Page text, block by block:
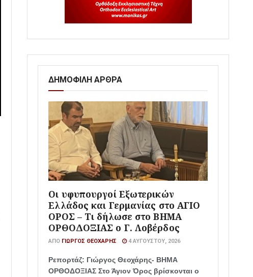
ΔΗΜΟΦΙΛΗ ΑΡΘΡΑ
Οι υφυπουργοί Εξωτερικών
Ελλάδος και Γερμανίας στο ΑΓΙΟ
ΟΡΟΣ – Τι δήλωσε στο ΒΗΜΑ
ΟΡΘΟΔΟΞΙΑΣ ο Γ. Λοβέρδος
ΑΠΌ ΓΙΏΡΓΟΣ ΘΕΟΧΆΡΗΣ 4 ΑΥΓΟΎΣΤΟΥ, 2026
Ρεπορτάζ: Γιώργος Θεοχάρης- ΒΗΜΑ
ΟΡΘΟΔΟΞΙΑΣ Στο Άγιον Όρος βρίσκονται ο